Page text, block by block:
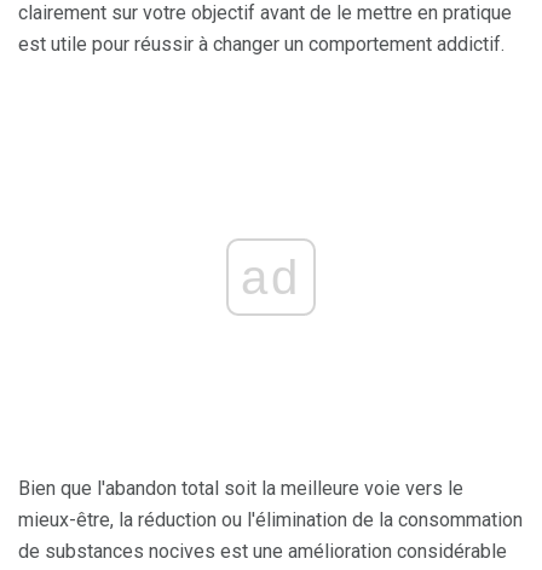
clairement sur votre objectif avant de le mettre en pratique
est utile pour réussir à changer un comportement addictif.
ad
Bien que l'abandon total soit la meilleure voie vers le
mieux-être, la réduction ou l'élimination de la consommation
de substances nocives est une amélioration considérable